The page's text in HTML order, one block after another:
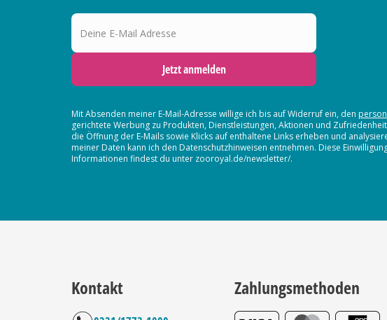
Deine E-Mail Adresse
Jetzt anmelden
Mit Absenden meiner E-Mail-Adresse willige ich bis auf Widerruf ein, den
gerichtete Werbung zu Produkten, Dienstleistungen, Aktionen und
die Öffnung der E-Mails sowie Klicks auf enthaltene Links erheben und
meiner Daten kann ich den Datenschutzhinweisen entnehmen. Diese
Informationen findest du unter zooroyal.de/newsletter/.
Kontakt Zahlungsmethoden